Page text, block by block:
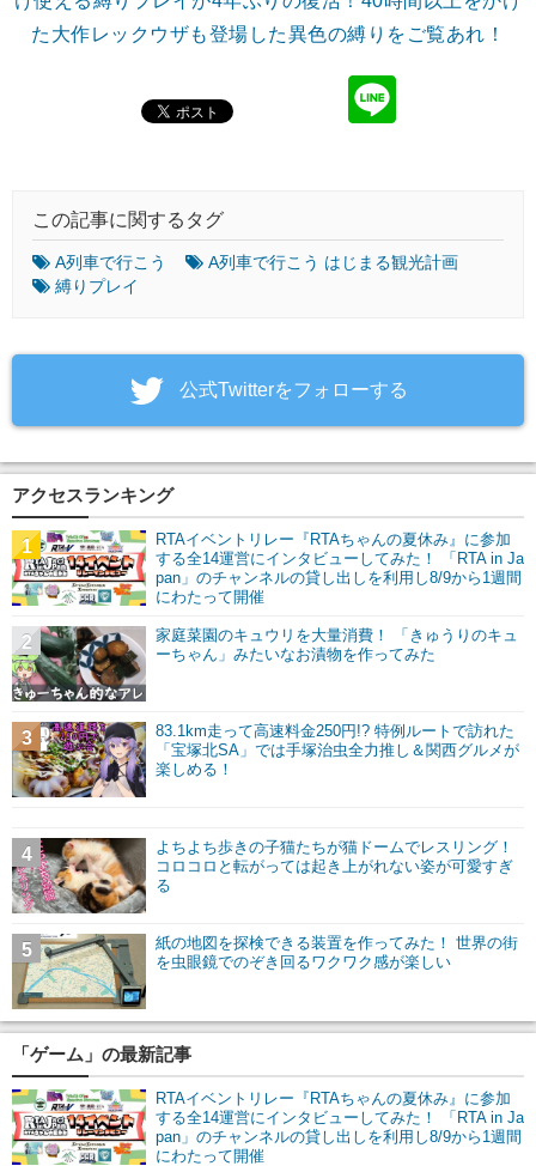
た大作レックウザも登場した異色の縛りをご覧あれ！
この記事に関するタグ
A列車で行こう
A列車で行こう はじまる観光計画
縛りプレイ
‎公式Twitterをフォローする
アクセスランキング
RTAイベントリレー『RTAちゃんの夏休み』に参加
する全14運営にインタビューしてみた！ 「RTA in Ja
pan」のチャンネルの貸し出しを利用し8/9から1週間
にわたって開催
1
家庭菜園のキュウリを大量消費！ 「きゅうりのキュ
ーちゃん」みたいなお漬物を作ってみた
2
83.1km走って高速料金250円!? 特例ルートで訪れた
「宝塚北SA」では手塚治虫全力推し＆関西グルメが
楽しめる！
3
よちよち歩きの子猫たちが猫ドームでレスリング！
コロコロと転がっては起き上がれない姿が可愛すぎ
る
4
紙の地図を探検できる装置を作ってみた！ 世界の街
を虫眼鏡でのぞき回るワクワク感が楽しい
5
「ゲーム」の最新記事
RTAイベントリレー『RTAちゃんの夏休み』に参加
する全14運営にインタビューしてみた！ 「RTA in Ja
pan」のチャンネルの貸し出しを利用し8/9から1週間
にわたって開催